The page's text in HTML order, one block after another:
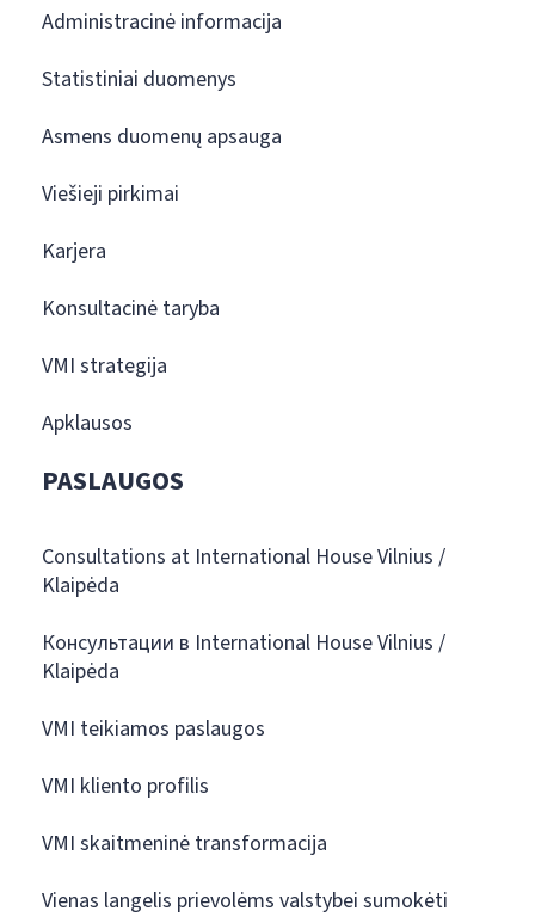
Administracinė informacija
Statistiniai duomenys
Asmens duomenų apsauga
Viešieji pirkimai
Karjera
Konsultacinė taryba
VMI strategija
Apklausos
PASLAUGOS
Consultations at International House Vilnius /
Klaipėda
Консультации в International House Vilnius /
Klaipėda
VMI teikiamos paslaugos
VMI kliento profilis
VMI skaitmeninė transformacija
Vienas langelis prievolėms valstybei sumokėti